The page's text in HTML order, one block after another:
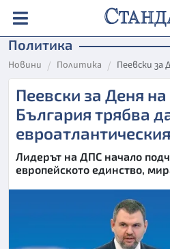
Политика
Новини Политика Пеевски
Пеевски за Деня
България трябва
Лидерът на ДПС начало
европейското единство,